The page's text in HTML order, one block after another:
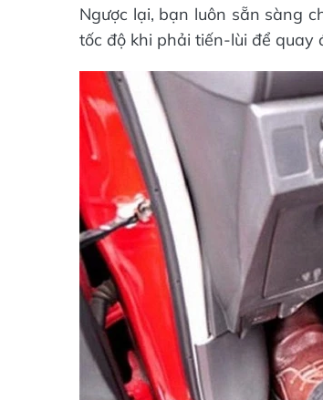
Ngược lại, bạn luôn sẵn sàng
tốc độ khi phải tiến-lùi để quay